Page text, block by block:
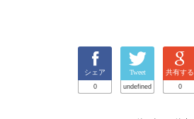
シェア
0
Tweet
undefined
共有する
0